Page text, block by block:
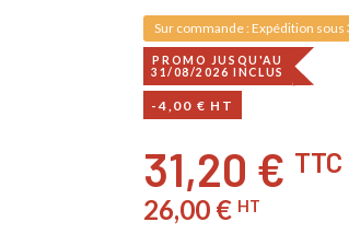
Sur commande : Expédition sous
PROMO JUSQU'AU
31/08/2026 INCLUS
-4,00 € HT
31,20 € TTC
26,00 € HT